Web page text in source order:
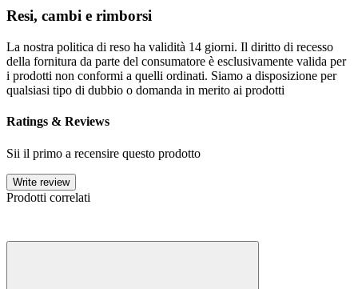
Resi, cambi e rimborsi
La nostra politica di reso ha validità 14 giorni. Il diritto di recesso
della fornitura da parte del consumatore è esclusivamente valida per
i prodotti non conformi a quelli ordinati. Siamo a disposizione per
qualsiasi tipo di dubbio o domanda in merito ai prodotti
Ratings & Reviews
Sii il primo a recensire questo prodotto
Write review
Prodotti correlati